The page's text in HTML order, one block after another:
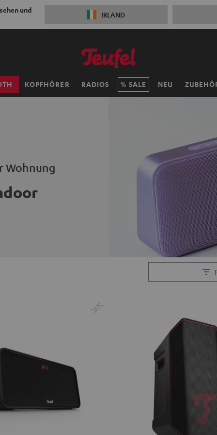
und
IRLAND
KOPFHÖRER RADIOS SALE NEU
Wohnung